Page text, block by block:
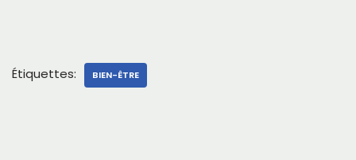
Étiquettes: BIEN-ÊTRE